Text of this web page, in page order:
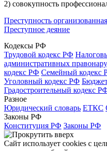
2) совокупность
Преступность организованная
Преступное деяние
Кодексы РФ
Трудовой кодекс РФ
административных
кодекс РФ Семейный кодекс
Уголовный кодекс РФ
Градостроительный кодекс
Разное
Юридический словарь ЕТКС
Законы РФ
Конституция РФ Законы РФ
Сайт использует cookies с